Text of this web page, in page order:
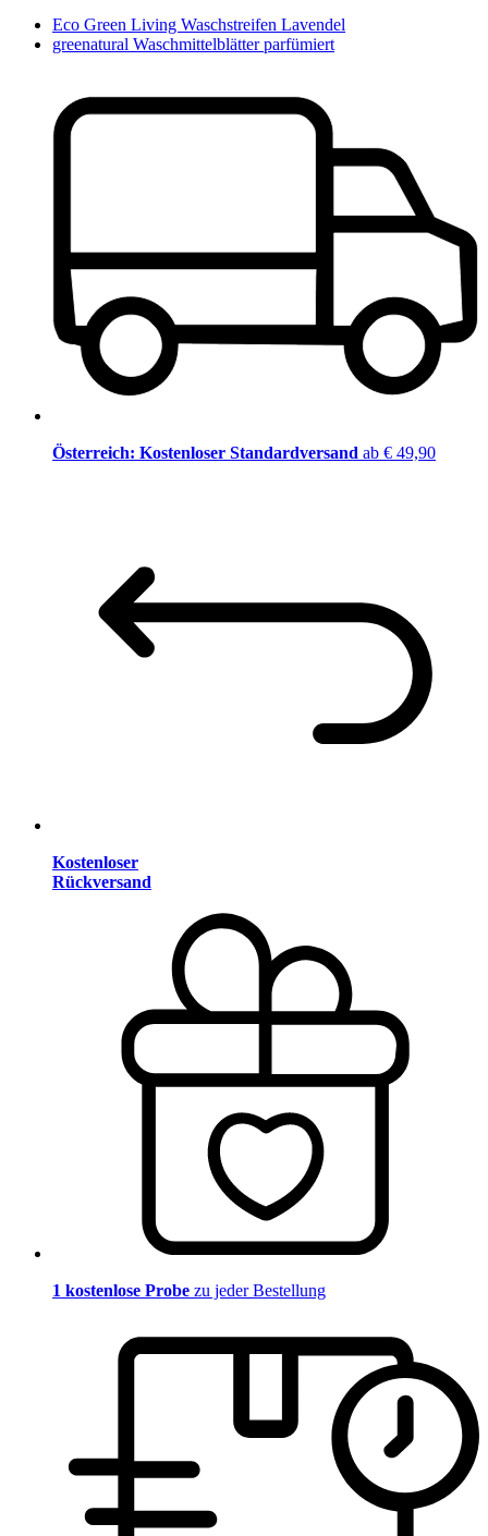
Eco Green Living Waschstreifen Lavendel
greenatural Waschmittelblätter parfümiert
Österreich: Kostenloser Standardversand ab € 49,90
Kostenloser
Rückversand
1 kostenlose Probe zu jeder Bestellung